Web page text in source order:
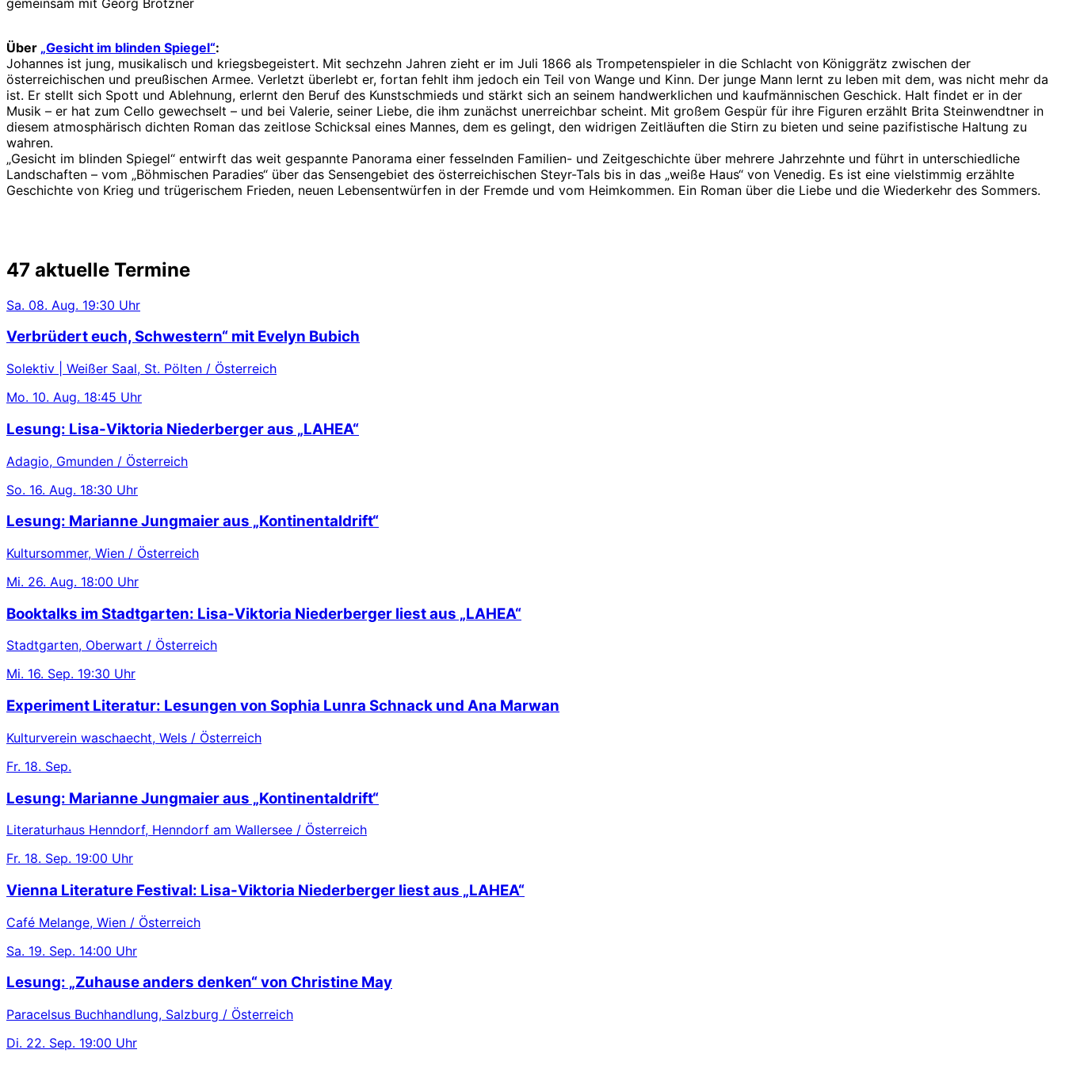
Über „Gesicht im blinden Spiegel“:
Johannes ist jung, musikalisch und kriegsbegeistert. Mit sechzehn Jahren zieht er im Juli 1866 als Trompetenspieler in die Schlacht von Königgrätz zwischen der
österreichischen und preußischen Armee. Verletzt überlebt er, fortan fehlt ihm jedoch ein Teil von Wange und Kinn. Der junge Mann lernt zu leben mit dem, was nicht mehr da
ist. Er stellt sich Spott und Ablehnung, erlernt den Beruf des Kunstschmieds und stärkt sich an seinem handwerklichen und kaufmännischen Geschick. Halt findet er in der
Musik – er hat zum Cello gewechselt – und bei Valerie, seiner Liebe, die ihm zunächst unerreichbar scheint. Mit großem Gespür für ihre Figuren erzählt Brita Steinwendtner in
diesem atmosphärisch dichten Roman das zeitlose Schicksal eines Mannes, dem es gelingt, den widrigen Zeitläuften die Stirn zu bieten und seine pazifistische Haltung zu
wahren.
„Gesicht im blinden Spiegel“ entwirft das weit gespannte Panorama einer fesselnden Familien- und Zeitgeschichte über mehrere Jahrzehnte und führt in unterschiedliche
Landschaften – vom „Böhmischen Paradies“ über das Sensengebiet des österreichischen Steyr-Tals bis in das „weiße Haus“ von Venedig. Es ist eine vielstimmig erzählte
Geschichte von Krieg und trügerischem Frieden, neuen Lebensentwürfen in der Fremde und vom Heimkommen. Ein Roman über die Liebe und die Wiederkehr des Sommers.
47 aktuelle Termine
Sa. 08. Aug. 19:30 Uhr
Verbrüdert euch, Schwestern“ mit Evelyn Bubich
Solektiv | Weißer Saal, St. Pölten / Österreich
Mo. 10. Aug. 18:45 Uhr
Lesung: Lisa-Viktoria Niederberger aus „LAHEA“
Adagio, Gmunden / Österreich
So. 16. Aug. 18:30 Uhr
Lesung: Marianne Jungmaier aus „Kontinentaldrift“
Kultursommer, Wien / Österreich
Mi. 26. Aug. 18:00 Uhr
Booktalks im Stadtgarten: Lisa-Viktoria Niederberger liest aus „LAHEA“
Stadtgarten, Oberwart / Österreich
Mi. 16. Sep. 19:30 Uhr
Experiment Literatur: Lesungen von Sophia Lunra Schnack und Ana Marwan
Kulturverein waschaecht, Wels / Österreich
Fr. 18. Sep.
Lesung: Marianne Jungmaier aus „Kontinentaldrift“
Literaturhaus Henndorf, Henndorf am Wallersee / Österreich
Fr. 18. Sep. 19:00 Uhr
Vienna Literature Festival: Lisa-Viktoria Niederberger liest aus „LAHEA“
Café Melange, Wien / Österreich
Sa. 19. Sep. 14:00 Uhr
Lesung: „Zuhause anders denken“ von Christine May
Paracelsus Buchhandlung, Salzburg / Österreich
Di. 22. Sep. 19:00 Uhr